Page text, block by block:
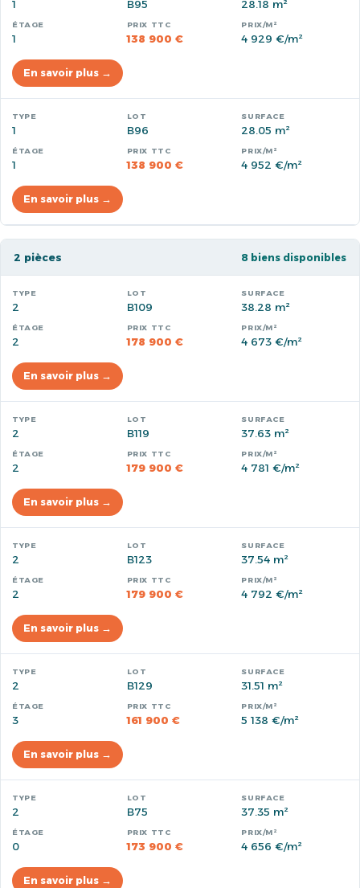
1 B95 28.18 m²
1 138 900 € 4 929 €/m²
En savoir plus →
1 B96 28.05 m²
1 138 900 € 4 952 €/m²
En savoir plus →
2 pièces 8 biens disponibles
2 B109 38.28 m²
2 178 900 € 4 673 €/m²
En savoir plus →
2 B119 37.63 m²
2 179 900 € 4 781 €/m²
En savoir plus →
2 B123 37.54 m²
2 179 900 € 4 792 €/m²
En savoir plus →
2 B129 31.51 m²
3 161 900 € 5 138 €/m²
En savoir plus →
2 B75 37.35 m²
0 173 900 € 4 656 €/m²
En savoir plus →